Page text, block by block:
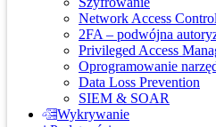
Network Access Control
2FA – podwójna
Privileged Access
Oprogramowanie
Data Loss Prevention
SIEM & SOAR
Wykrywanie